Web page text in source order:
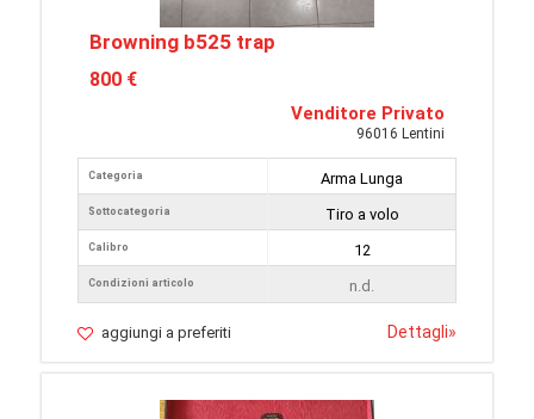
Browning b525 trap
800 €
Venditore Privato
96016 Lentini
Categoria
Sottocategoria
Calibro
Condizioni articolo
Arma Lunga
Tiro a volo
12
n.d.
aggiungi a preferiti Dettagli»